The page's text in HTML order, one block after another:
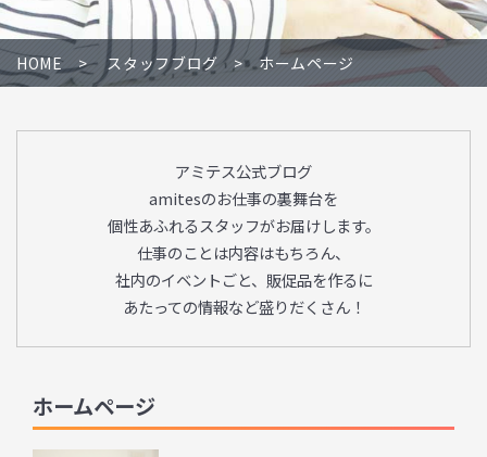
HOME スタッフブログ ホームページ
アミテス公式ブログ
amitesのお仕事の裏舞台を
個性あふれるスタッフがお届けします。
仕事のことは内容はもちろん、
社内のイベントごと、販促品を作るに
あたっての情報など盛りだくさん！
ホームページ